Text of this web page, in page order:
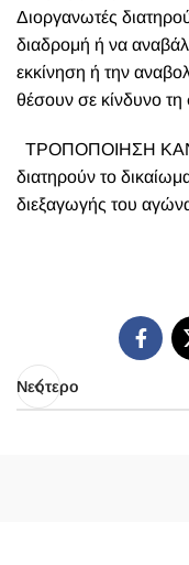
Διοργανωτές
διαδρομή ή να
εκκίνηση ή την
θέσουν σε κίνδυνο
ΤΡΟΠΟΠΟΙΗΣΗ
διατηρούν το
διεξαγωγής του
Νεότερο